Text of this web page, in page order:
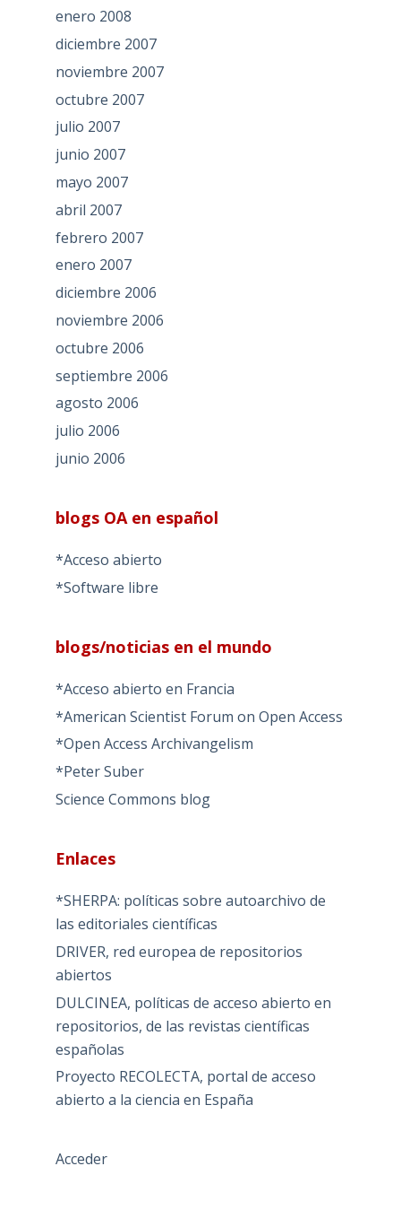
enero 2008
diciembre 2007
noviembre 2007
octubre 2007
julio 2007
junio 2007
mayo 2007
abril 2007
febrero 2007
enero 2007
diciembre 2006
noviembre 2006
octubre 2006
septiembre 2006
agosto 2006
julio 2006
junio 2006
blogs OA en español
*Acceso abierto
*Software libre
blogs/noticias en el mundo
*Acceso abierto en Francia
*American Scientist Forum on Open Access
*Open Access Archivangelism
*Peter Suber
Science Commons blog
Enlaces
*SHERPA: políticas sobre autoarchivo de
las editoriales científicas
DRIVER, red europea de repositorios
abiertos
DULCINEA, políticas de acceso abierto en
repositorios, de las revistas científicas
españolas
Proyecto RECOLECTA, portal de acceso
abierto a la ciencia en España
Acceder